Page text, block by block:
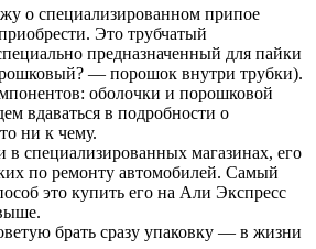
о специализированном припое
Это трубчатый
предназначенный для пайки
— порошок внутри трубки).
оболочки и порошковой
вдаваться в подробности о
ни к чему.
специализированных магазинах, его
по ремонту автомобилей. Самый
это купить его на Али Экспресс
брать сразу упаковку — в жизни